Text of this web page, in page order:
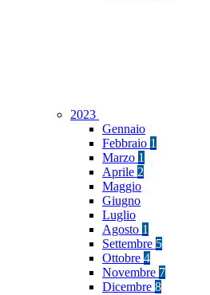
2023
Gennaio
Febbraio 1
Marzo 1
Aprile 2
Maggio
Giugno
Luglio
Agosto 1
Settembre 5
Ottobre 4
Novembre 7
Dicembre 8